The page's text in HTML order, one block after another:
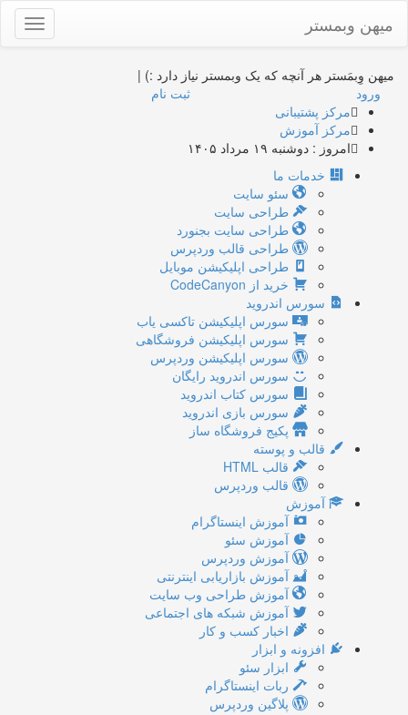
میهن وبمستر
میهن وِبمَستر هر آنچه که یک وبمستر نیاز دارد :) |
ورود
ثبت نام
مرکز پشتیبانی
مرکز آموزش
امروز : دوشنبه ۱۹ مرداد ۱۴۰۵
خدمات ما
سئو سایت
طراحی سایت
طراحی سایت بجنورد
طراحی قالب وردپرس
طراحی اپلیکیشن موبایل
خرید از CodeCanyon
سورس اندروید
سورس اپلیکیشن تاکسی یاب
سورس اپلیکیشن فروشگاهی
سورس اپلیکیشن وردپرس
سورس اندروید رایگان
سورس کتاب اندروید
سورس بازی اندروید
پکیج فروشگاه ساز
قالب و پوسته
قالب HTML
قالب وردپرس
آموزش
آموزش اینستاگرام
آموزش سئو
آموزش وردپرس
آموزش بازاریابی اینترنتی
آموزش طراحی وب سایت
آموزش شبکه های اجتماعی
اخبار کسب و کار
افزونه و ابزار
ابزار سئو
ربات اینستاگرام
پلاگین وردپرس